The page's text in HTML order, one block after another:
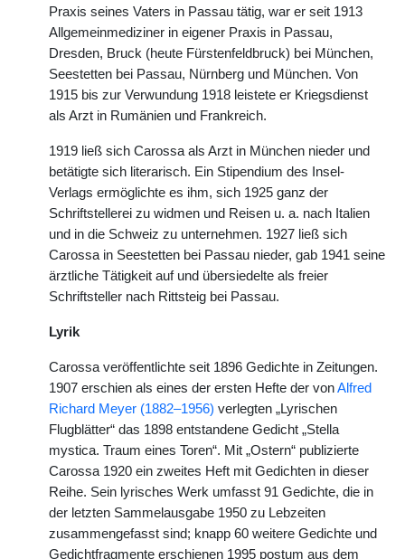
Praxis seines Vaters in Passau tätig, war er seit 1913
Allgemeinmediziner in eigener Praxis in Passau,
Dresden, Bruck (heute Fürstenfeldbruck) bei München,
Seestetten bei Passau, Nürnberg und München. Von
1915 bis zur Verwundung 1918 leistete er Kriegsdienst
als Arzt in Rumänien und Frankreich.
1919 ließ sich Carossa als Arzt in München nieder und
betätigte sich literarisch. Ein Stipendium des Insel-
Verlags ermöglichte es ihm, sich 1925 ganz der
Schriftstellerei zu widmen und Reisen u. a. nach Italien
und in die Schweiz zu unternehmen. 1927 ließ sich
Carossa in Seestetten bei Passau nieder, gab 1941 seine
ärztliche Tätigkeit auf und übersiedelte als freier
Schriftsteller nach Rittsteig bei Passau.
Lyrik
Carossa veröffentlichte seit 1896 Gedichte in Zeitungen.
1907 erschien als eines der ersten Hefte der vonAlfred
Richard Meyer (1882–1956) verlegten „Lyrischen
Flugblätter“ das 1898 entstandene Gedicht „Stella
mystica. Traum eines Toren“. Mit „Ostern“ publizierte
Carossa 1920 ein zweites Heft mit Gedichten in dieser
Reihe. Sein lyrisches Werk umfasst 91 Gedichte, die in
der letzten Sammelausgabe 1950 zu Lebzeiten
zusammengefasst sind; knapp 60 weitere Gedichte und
Gedichtfragmente erschienen 1995 postum aus dem